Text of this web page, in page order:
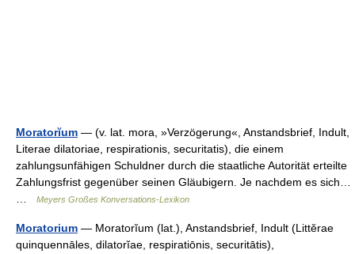
Moratorĭum — (v. lat. mora, »Verzögerung«, Anstandsbrief, Indult,
Literae dilatoriae, respirationis, securitatis), die einem
zahlungsunfähigen Schuldner durch die staatliche Autorität erteilte
Zahlungsfrist gegenüber seinen Gläubigern. Je nachdem es sich…
Meyers Großes Konversations-Lexikon
Moratorium — Moratorĭum (lat.), Anstandsbrief, Indult (Littĕrae
quinquennāles, dilatorĭae, respiratiōnis, securitātis),